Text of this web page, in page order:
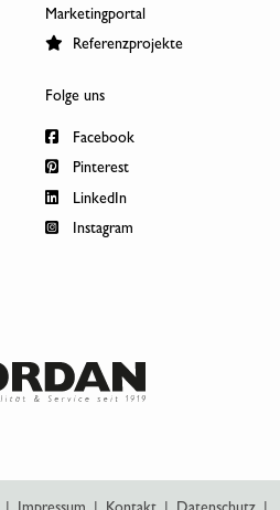
Marketingportal
Referenzprojekte
Folge uns
Facebook
Pinterest
LinkedIn
Instagram